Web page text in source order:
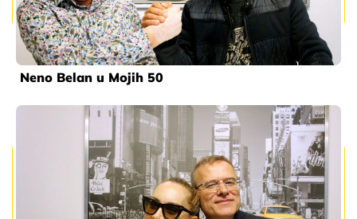
Neno Belan u Mojih 50